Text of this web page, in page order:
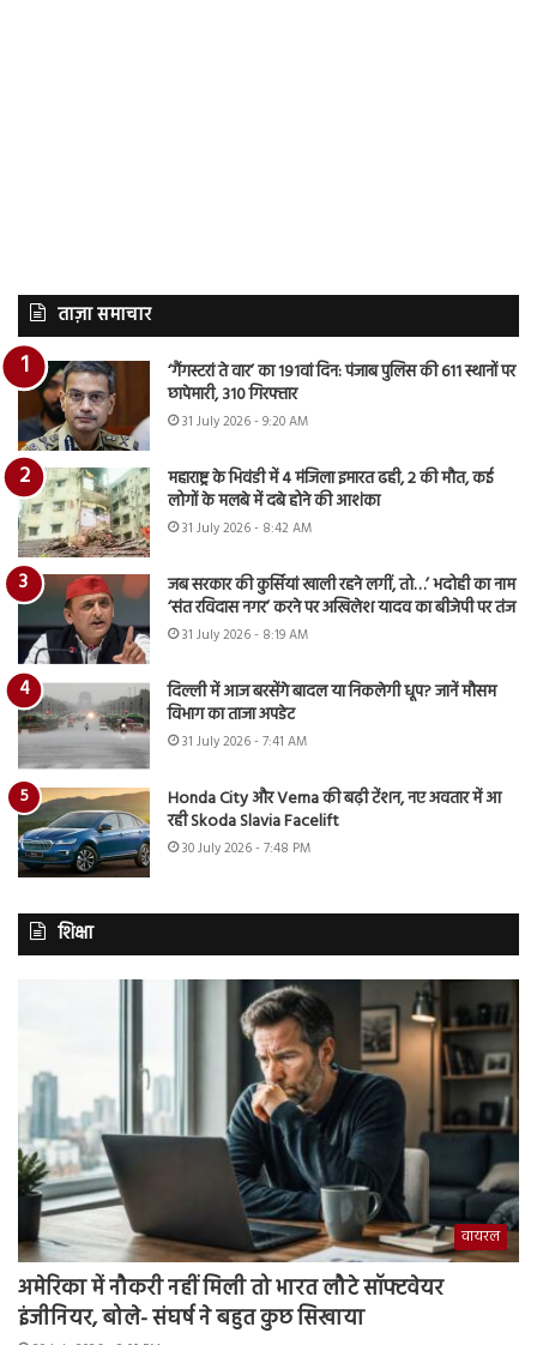
ताज़ा समाचार
‘गैंगस्टरां ते वार’ का 191वां दिन: पंजाब पुलिस की 611 स्थानों पर
छापेमारी, 310 गिरफ्तार
31 July 2026 - 9:20 AM
महाराष्ट्र के भिवंडी में 4 मंजिला इमारत ढही, 2 की मौत, कई
लोगों के मलबे में दबे होने की आशंका
31 July 2026 - 8:42 AM
जब सरकार की कुर्सियां खाली रहने लगीं, तो…’ भदोही का नाम
‘संत रविदास नगर’ करने पर अखिलेश यादव का बीजेपी पर तंज
31 July 2026 - 8:19 AM
दिल्ली में आज बरसेंगे बादल या निकलेगी धूप? जानें मौसम
विभाग का ताजा अपडेट
31 July 2026 - 7:41 AM
Honda City और Verna की बढ़ी टेंशन, नए अवतार में आ
रही Skoda Slavia Facelift
30 July 2026 - 7:48 PM
शिक्षा
वायरल
अमेरिका में नौकरी नहीं मिली तो भारत लौटे सॉफ्टवेयर
इंजीनियर, बोले- संघर्ष ने बहुत कुछ सिखाया